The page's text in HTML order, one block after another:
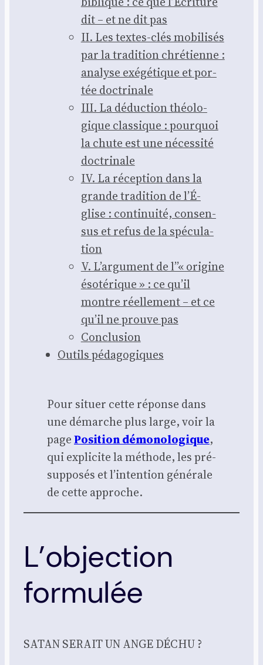
dit – et ne dit pas
II. Les textes-clés mobi­li­sés
par la tra­di­tion chré­tienne :
ana­lyse exé­gé­tique et por­
tée doc­tri­nale
III. La déduc­tion théo­lo­
gique clas­sique : pour­quoi
la chute est une néces­si­té
doc­tri­nale
IV. La récep­tion dans la
grande tra­di­tion de l’É­
glise : conti­nui­té, consen­
sus et refus de la spé­cu­la­
tion
V. L’ar­gu­ment de l”« ori­gine
éso­té­rique » : ce qu’il
montre réel­le­ment – et ce
qu’il ne prouve pas
Conclu­sion
Outils péda­go­giques
Pour situer cette réponse dans
une démarche plus large, voir la
pagePosi­tion démo­no­lo­gique,
qui expli­cite la méthode, les pré­
sup­po­sés et l’intention géné­rale
de cette approche.
L’objection
formulée
SATAN SERAIT UN ANGE DÉCHU ?